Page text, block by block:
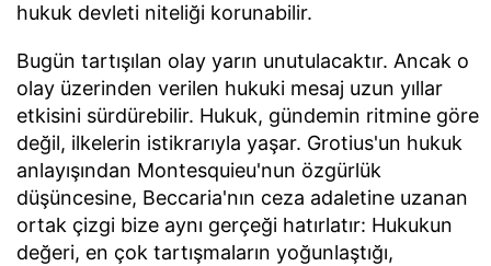
hukuk devleti niteliği korunabilir.
Bugün tartışılan olay yarın unutulacaktır. Ancak o
olay üzerinden verilen hukuki mesaj uzun yıllar
etkisini sürdürebilir. Hukuk, gündemin ritmine göre
değil, ilkelerin istikrarıyla yaşar. Grotius'un hukuk
anlayışından Montesquieu'nun özgürlük
düşüncesine, Beccaria'nın ceza adaletine uzanan
ortak çizgi bize aynı gerçeği hatırlatır: Hukukun
değeri, en çok tartışmaların yoğunlaştığı,